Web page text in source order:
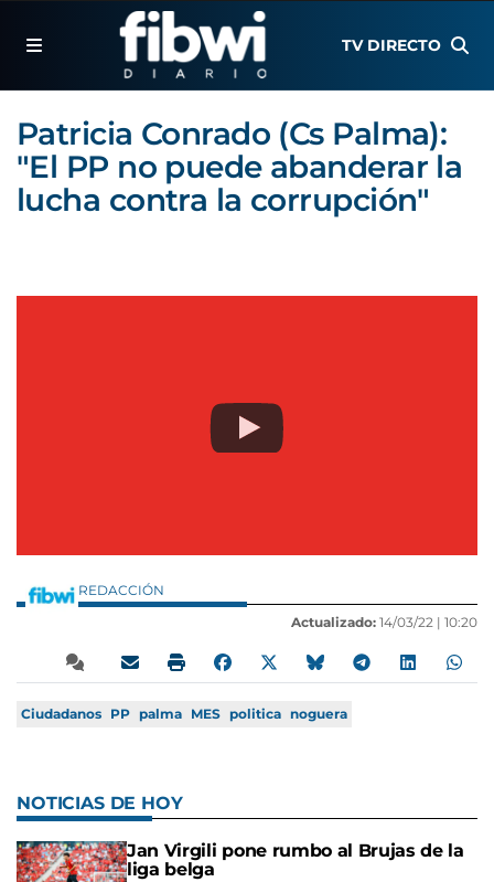
TV DIRECTO
Patricia Conrado (Cs Palma):
"El PP no puede abanderar la
lucha contra la corrupción"
REDACCIÓN
Actualizado: 14/03/22 | 10:20
Ciudadanos PP palma MES politica noguera
NOTICIAS DE HOY
Jan Virgili pone rumbo al Brujas de la
liga belga